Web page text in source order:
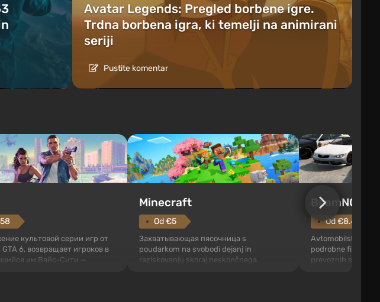
Avatar Legends: Pregled borbene igre.
Trdna borbena igra, ki temelji na animirani
seriji
Pustite komentar
культовой серии игр от
GTA 6, возвращает игроков в
им Вайс-Сити —
Minecraft
Od €5
Захватывающая пясочница s
poudarkom na svobodi dejanj in
raziskovanju skoraj neskončnega
Od €8.48
Avtomobilska
podrobne fizike
prevoznih
pospešek se